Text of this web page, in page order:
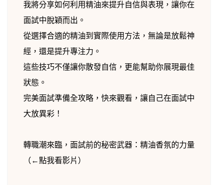
我將分享如何利用精油來提升自信與表現，讓你在
面試中脫穎而出。
從選擇合適的精油到實際使用方法，無論是放鬆神
經，還是提升專注力。
這些技巧不僅讓你散發自信，更能幫助你展現最佳
狀態。
完美面試準備全攻略，快來觀看，讓自己在面試中
大放異彩！
轉職潮來臨，面試前的秘密武器：精油香氛的力量
（←點我看影片）